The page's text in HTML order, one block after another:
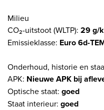
Milieu
CO₂-uitstoot (WLTP): 29 g/
Emissieklasse: Euro 6d-
Onderhoud, historie en
APK: Nieuwe APK bij
Optische staat: goed
Staat interieur: goed